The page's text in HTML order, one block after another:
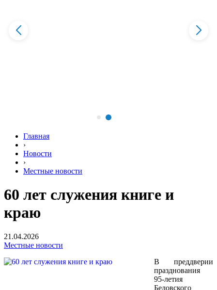
Главная
›
Новости
›
Местные новости
60 лет служения книге и
краю
21.04.2026
Местные новости
В преддверии
празднования
95‑летия
Беловского